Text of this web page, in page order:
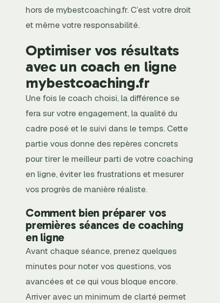
hors de mybestcoaching.fr. C’est votre droit
et même votre responsabilité.
Optimiser vos résultats
avec un coach en ligne
mybestcoaching.fr
Une fois le coach choisi, la différence se
fera sur votre engagement, la qualité du
cadre posé et le suivi dans le temps. Cette
partie vous donne des repères concrets
pour tirer le meilleur parti de votre coaching
en ligne, éviter les frustrations et mesurer
vos progrès de manière réaliste.
Comment bien préparer vos
premières séances de coaching
en ligne
Avant chaque séance, prenez quelques
minutes pour noter vos questions, vos
avancées et ce qui vous bloque encore.
Arriver avec un minimum de clarté permet